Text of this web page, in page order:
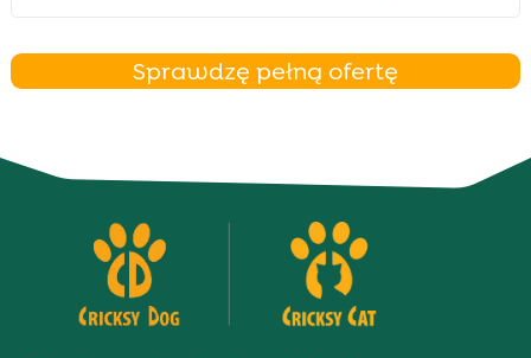
Sprawdzę pełną ofertę